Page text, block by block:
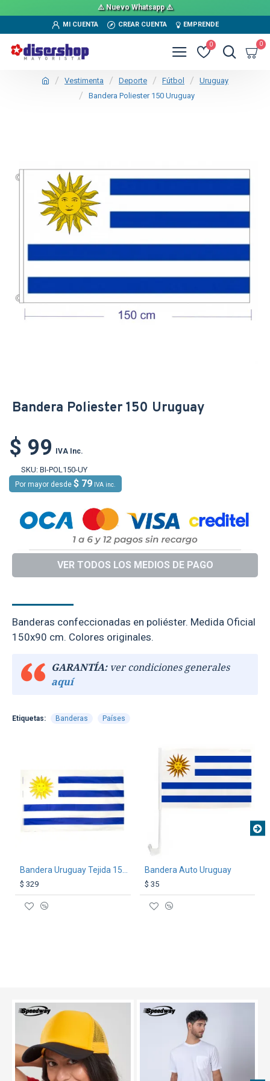
⚠️ Nuevo Whatsapp ⚠️
MI CUENTA CREAR CUENTA EMPRENDE
0 0
Vestimenta Deporte Fútbol
Uruguay
Bandera Poliester 150 Uruguay
Bandera Poliester 150 Uruguay
$ 99 IVA Inc.
SKU: BI-POL150-UY
Por mayor desde $ 79 IVA inc.
VER TODOS LOS MEDIOS DE PAGO
Banderas confeccionadas en poliéster. Medida Oficial
150x90 cm. Colores originales.
GARANTÍA:ver condiciones generales
aquí
Etiquetas: Banderas Países
$ 329
Bandera Auto Uruguay
$ 35
TEXTTRANSPARENTE TEXTTRANSPARENTE